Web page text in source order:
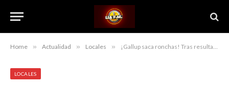
Home » Actualidad » Locales » ¡Gallup saca ronchas! Tras resultados de encuesta que posiciona al presidente Luis Abinader como gran vencedor para el 2024, líder de la FUPU Leonel Fernández anuncia que encabezará “gran frente opositor” para elecciones
LOCALES